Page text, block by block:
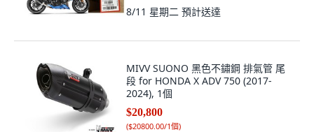
8/11 星期二 預計送達
MIVV SUONO 黑色不鏽鋼 排氣管 尾
段 for HONDA X ADV 750 (2017-
2024), 1個
$20,800
($20800.00/1個)